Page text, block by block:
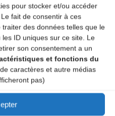
pour stocker et/ou accéder
fait de consentir à ces
des données telles que le
ID uniques sur ce site. Le
son consentement a un
et fonctions du
caractères et autre médias
pas)
les indésirables.En
données de vos